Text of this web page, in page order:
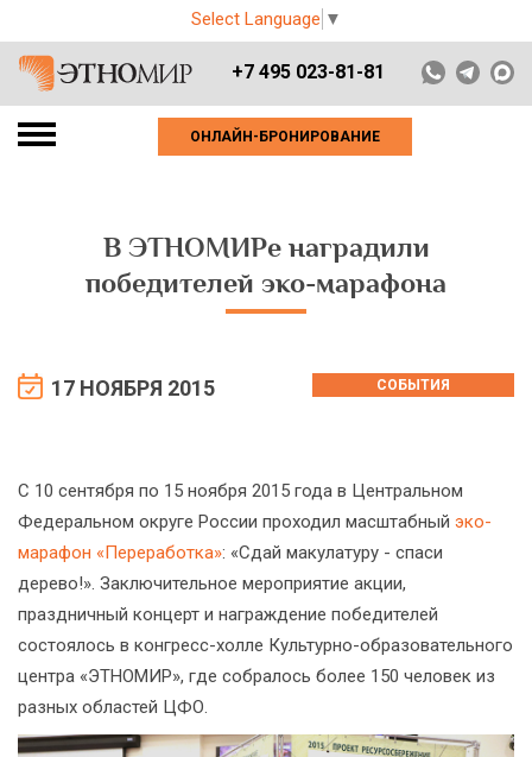
Select Language ▼
+7 495 023-81-81
ОНЛАЙН-БРОНИРОВАНИЕ
В ЭТНОМИРе наградили
победителей эко-марафона
17 НОЯБРЯ 2015 СОБЫТИЯ
С 10 сентября по 15 ноября 2015 года в Центральном
Федеральном округе России проходил масштабный эко-
марафон «Переработка»: «Сдай макулатуру - спаси
дерево!». Заключительное мероприятие акции,
праздничный концерт и награждение победителей
состоялось в конгресс-холле Культурно-образовательного
центра «ЭТНОМИР», где собралось более 150 человек из
разных областей ЦФО.